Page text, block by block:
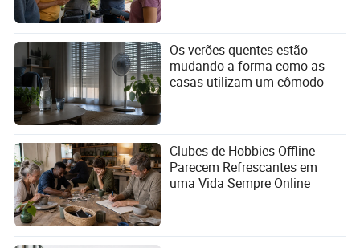
Os verões quentes estão
mudando a forma como as
casas utilizam um cômodo
Clubes de Hobbies Offline
Parecem Refrescantes em
uma Vida Sempre Online